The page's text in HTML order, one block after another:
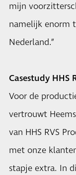
mijn
namelijk enorm
Nederland.”
Casestudy HHS
Voor de
vertrouwt
van HHS RVS
met onze
stapje extra. In